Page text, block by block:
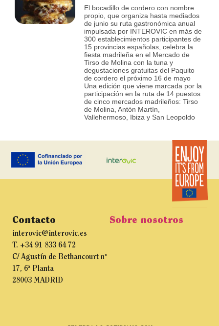
El bocadillo de cordero con nombre
propio, que organiza hasta mediados
de junio su ruta gastronómica anual
impulsada por INTEROVIC en más de
300 establecimientos participantes de
15 provincias españolas, celebra la
fiesta madrileña en el Mercado de
Tirso de Molina con la tuna y
degustaciones gratuitas del Paquito
de cordero el próximo 16 de mayo
Una edición que viene marcada por la
participación en la ruta de 14 puestos
de cinco mercados madrileños: Tirso
de Molina, Antón Martín,
Vallehermoso, Ibiza y San Leopoldo
Contacto
interovic@interovic.es
T. +34 91 833 64 72
C/ Agustín de Bethancourt nº
17, 6ª Planta
28003 MADRID
Sobre nosotros